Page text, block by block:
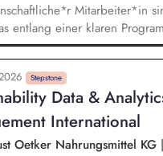
Mitarbeiter*in
entlang einer klaren
die Geschäftsführung
dabei die
Erkenntnisse in
Stepstone
Data &
International
Oetker Nahrungsmittel KG |